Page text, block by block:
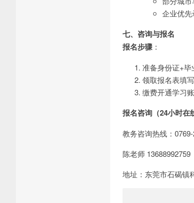
企业优
七、咨询与报名
报名步骤 ：
准备身份证+毕
领取报名表填
缴费开通学习
报名咨询（24小时在
教务咨询热线：
陈老师 13688992759
地址：东莞市石碣镇